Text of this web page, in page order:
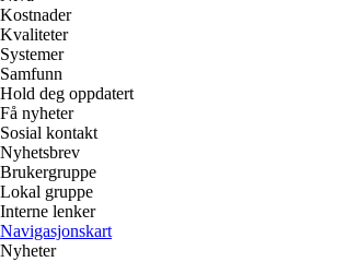
Kostnader
Kvaliteter
Systemer
Samfunn
Hold deg oppdatert
Få nyheter
Sosial kontakt
Nyhetsbrev
Brukergruppe
Lokal gruppe
Interne lenker
Navigasjonskart
Nyheter